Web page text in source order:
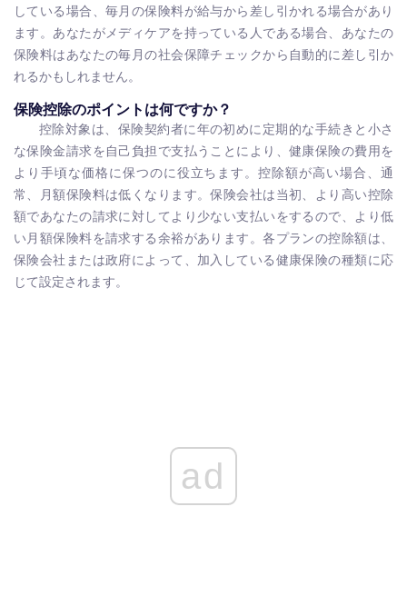
している場合、毎月の保険料が給与から差し引かれる場合があり
ます。あなたがメディケアを持っている人である場合、あなたの
保険料はあなたの毎月の社会保障チェックから自動的に差し引か
れるかもしれません。
保険控除のポイントは何ですか？
控除対象は、保険契約者に年の初めに定期的な手続きと小さ
な保険金請求を自己負担で支払うことにより、健康保険の費用を
より手頃な価格に保つのに役立ちます。控除額が高い場合、通
常、月額保険料は低くなります。保険会社は当初、より高い控除
額であなたの請求に対してより少ない支払いをするので、より低
い月額保険料を請求する余裕があります。各プランの控除額は、
保険会社または政府によって、加入している健康保険の種類に応
じて設定されます。
ad